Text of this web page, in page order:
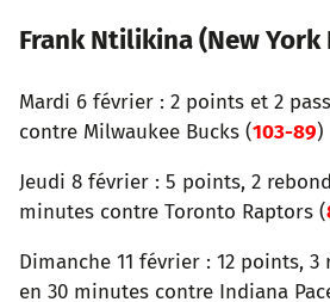
Frank Ntilikina (New York
Mardi 6 février : 2 points et 2
contre Milwaukee Bucks (103-89)
Jeudi 8 février : 5 points, 2
minutes contre Toronto Raptors (
Dimanche 11 février : 12 points, 3
en 30 minutes contre Indiana